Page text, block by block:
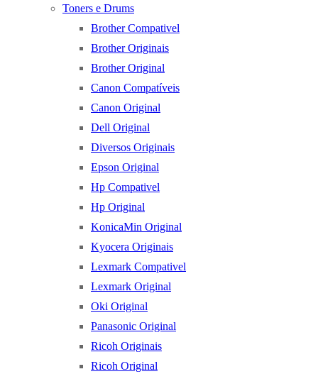
Toners e Drums
Brother Compativel
Brother Originais
Brother Original
Canon Compatíveis
Canon Original
Dell Original
Diversos Originais
Epson Original
Hp Compativel
Hp Original
KonicaMin Original
Kyocera Originais
Lexmark Compativel
Lexmark Original
Oki Original
Panasonic Original
Ricoh Originais
Ricoh Original